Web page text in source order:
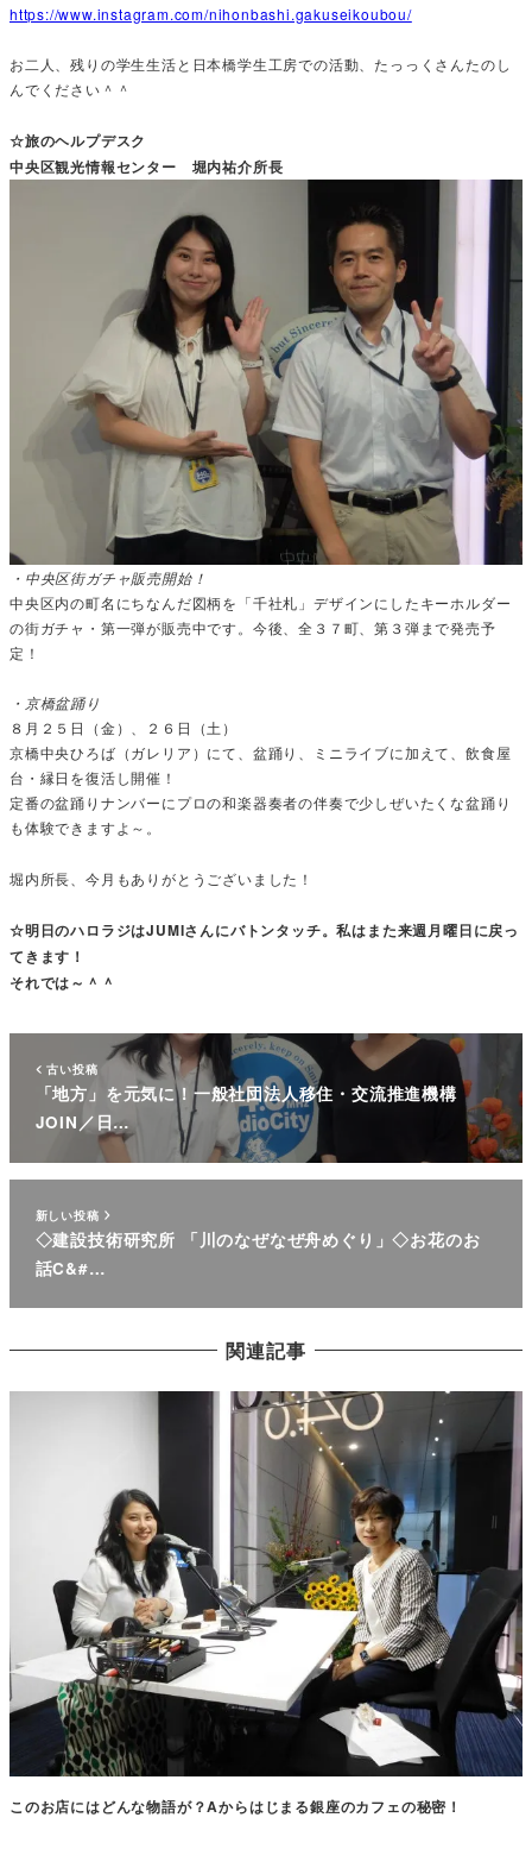
https://www.instagram.com/nihonbashi.gakuseikoubou/
お二人、残りの学生生活と日本橋学生工房での活動、たっっくさんたのし
んでください＾＾
☆旅のヘルプデスク
中央区観光情報センター 堀内祐介所長
・中央区街ガチャ販売開始！
中央区内の町名にちなんだ図柄を「千社札」デザインにしたキーホルダー
の街ガチャ・第一弾が販売中です。今後、全３７町、第３弾まで発売予
定！
・京橋盆踊り
８月２５日（金）、２６日（土）
京橋中央ひろば（ガレリア）にて、盆踊り、ミニライブに加えて、飲食屋
台・縁日を復活し開催！
定番の盆踊りナンバーにプロの和楽器奏者の伴奏で少しぜいたくな盆踊り
も体験できますよ～。
堀内所長、今月もありがとうございました！
☆明日のハロラジはJUMIさんにバトンタッチ。私はまた来週月曜日に戻っ
てきます！
それでは～＾＾
古い投稿
「地方」を元気に！一般社団法人移住・交流推進機構
JOIN／日…
新しい投稿
◇建設技術研究所 「川のなぜなぜ舟めぐり」◇お花のお
話C&#…
関連記事
このお店にはどんな物語が？Aからはじまる銀座のカフェの秘密！